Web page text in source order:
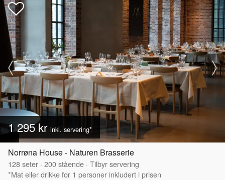
1 295 kr inkl. servering*
Norrøna House - Naturen Brasserie
128seter · 200stående · Tilbyr servering
*Mat eller drikke for 1 personer inkludert i prisen